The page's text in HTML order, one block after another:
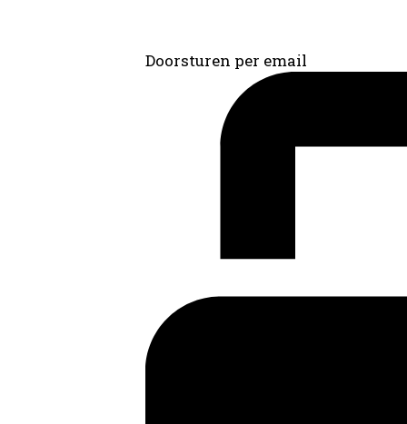
Doorsturen per email